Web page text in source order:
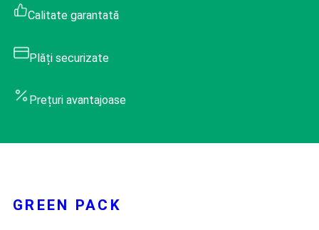
Calitate garantată
Plăți securizate
Prețuri avantajoase
GREEN PACK